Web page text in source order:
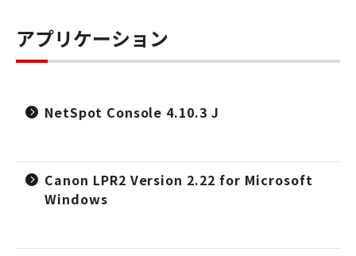
アプリケーション
NetSpot Console 4.10.3 J
Canon LPR2 Version 2.22 for Microsoft
Windows